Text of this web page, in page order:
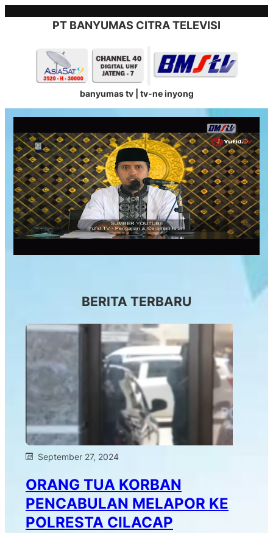
PT BANYUMAS CITRA TELEVISI
banyumas tv | tv-ne inyong
BERITA TERBARU
September 27, 2024
ORANG TUA KORBAN
PENCABULAN MELAPOR KE
POLRESTA CILACAP